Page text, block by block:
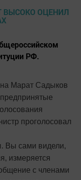
РФ.
Марат Садыков
проголосовал
Вы сами видели,
измеряется
с членами